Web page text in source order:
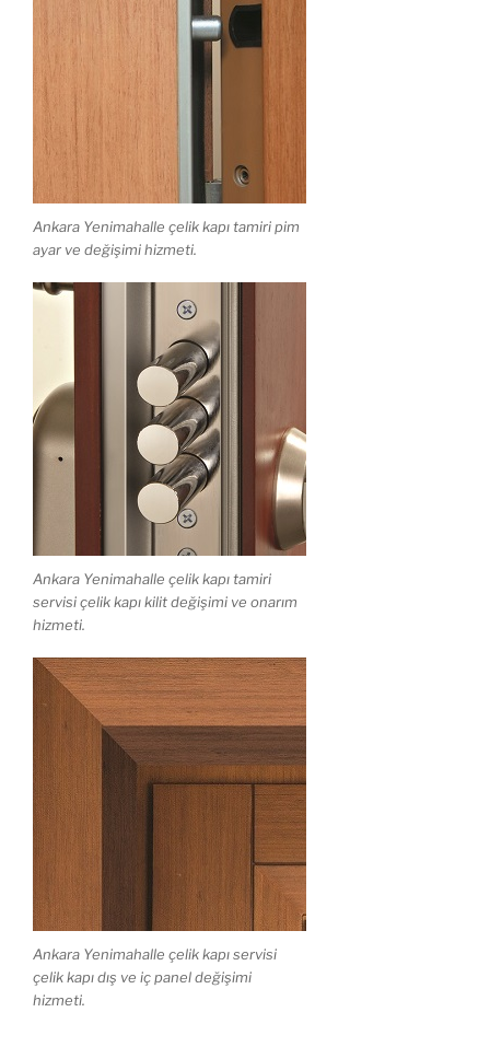
Ankara Yenimahalle çelik kapı tamiri pim
ayar ve değişimi hizmeti.
Ankara Yenimahalle çelik kapı tamiri
servisi çelik kapı kilit değişimi ve onarım
hizmeti.
Ankara Yenimahalle çelik kapı servisi
çelik kapı dış ve iç panel değişimi
hizmeti.